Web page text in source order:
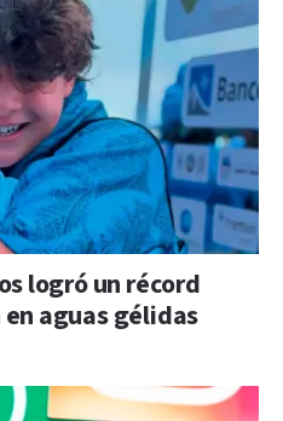
logró un récord
aguas gélidas